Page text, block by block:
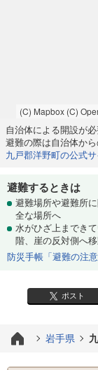
(C) Mapbox (C)
自治体による開設が必
避難の際は自治体か
九戸郡洋野町の公式
避難するときは
避難場所や避難所
全な場所へ
水がひざ上までき
階、崖の反対側へ
防災手帳「避難の注
ポスト
岩手県